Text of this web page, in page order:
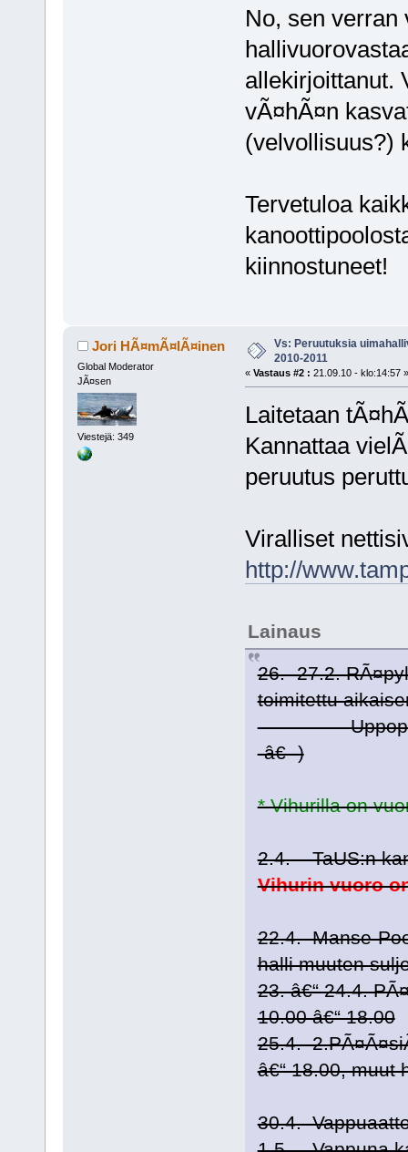
No, sen verran
allekirjoittanut.
vÃ¤hÃ¤n
(velvollisuus?)
Tervetuloa
kiinnostuneet!
Jori HÃ¤mÃ¤lÃ¤inen
Global Moderator
JÃ¤sen
Viestejä: 349
Vs: Peruutuksia
2010-2011
« Vastaus #2 : 21.09.10 - klo:14:57 »
Laitetaan
Kannattaa
peruutus
Viralliset
http://
Lainaus
26.- 27.2.
toimitettu
-â€- )
* Vihurilla on
2.4. TaUS:n
Vihurin vuoro
22.4. Manse-
halli muuten
23. â€“ 24.4.
10.00 â€“ 18.00
25.4.
â€“ 18.00, muut
30.4.